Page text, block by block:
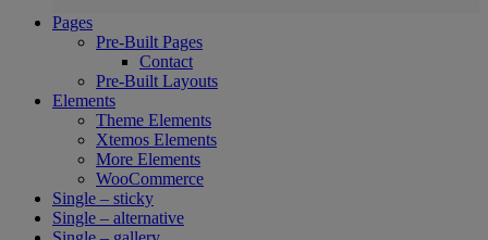
Pages
Pre-Built Pages
Contact
Pre-Built Layouts
Elements
Theme Elements
Xtemos Elements
More Elements
WooCommerce
Single – sticky
Single – alternative